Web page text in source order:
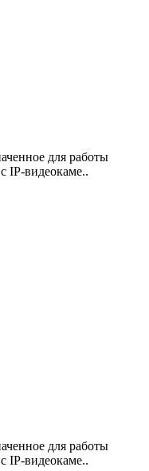
для работы
IP-видеокаме..
для работы
IP-видеокаме..